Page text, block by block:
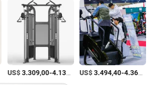
/Pieza
US$3.309,00-4.136,00 /Pieza
US$3.494,40-4.368,00